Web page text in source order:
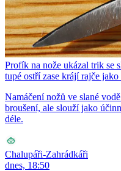
Profík na nože ukázal trik se
tupé ostří zase krájí rajče jako
Namáčení nožů ve slané
broušení, ale slouží jako
déle.
Chalupáři-Zahrádkáři
dnes, 18:50